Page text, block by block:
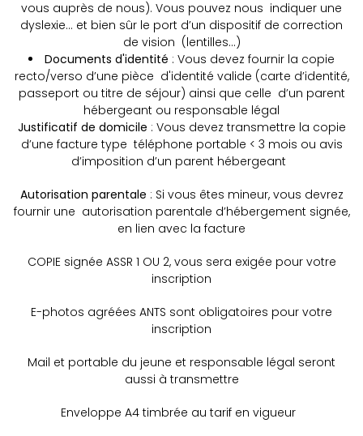
vous auprès de nous). Vous pouvez nous indiquer une
dyslexie… et bien sûr le port d’un dispositif de correction
de vision (lentilles…)
Documents d'identité : Vous devez fournir la copie
recto/verso d’une pièce d'identité valide (carte d’identité,
passeport ou titre de séjour) ainsi que celle d’un parent
hébergeant ou responsable légal
Justificatif de domicile : Vous devez transmettre la copie
d’une facture type téléphone portable < 3 mois ou avis
d’imposition d’un parent hébergeant
Autorisation parentale : Si vous êtes mineur, vous devrez
fournir une autorisation parentale d’hébergement signée,
en lien avec la facture
COPIE signée ASSR 1 OU 2, vous sera exigée pour votre
inscription
E-photos agréées ANTS sont obligatoires pour votre
inscription
Mail et portable du jeune et responsable légal seront
aussi à transmettre
Enveloppe A4 timbrée au tarif en vigueur